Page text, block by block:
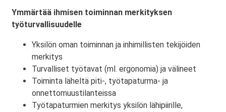
Ymmärtää ihmisen toiminnan merkityksen
työturvallisuudelle
Yksilön oman toiminnan ja inhimillisten tekijöiden
merkitys
Turvalliset työtavat (ml. ergonomia) ja välineet
Toiminta läheltä piti-, työtapaturma- ja
onnettomuustilanteissa
Työtapaturmien merkitys yksilön lähipiirille,